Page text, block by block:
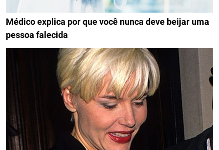
Médico explica por que você nunca deve beijar uma
pessoa falecida